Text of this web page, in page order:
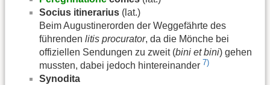
Socius itinerarius (lat.)
Beim Augustinerorden der Weggefährte des
führenden litis procurator, da die Mönche bei
offiziellen Sendungen zu zweit (bini et bini) gehen
mussten, dabei jedoch hintereinander 7)
Synodita